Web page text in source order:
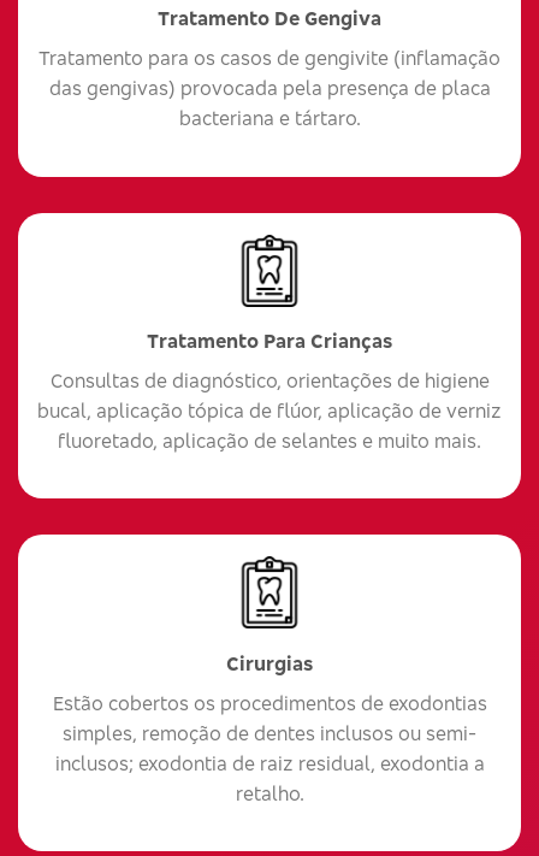
Tratamento De Gengiva
Tratamento para os casos de gengivite (inflamação
das gengivas) provocada pela presença de placa
bacteriana e tártaro.
Tratamento Para Crianças
Consultas de diagnóstico, orientações de higiene
bucal, aplicação tópica de flúor, aplicação de verniz
fluoretado, aplicação de selantes e muito mais.
Cirurgias
Estão cobertos os procedimentos de exodontias
simples, remoção de dentes inclusos ou semi-
inclusos; exodontia de raiz residual, exodontia a
retalho.